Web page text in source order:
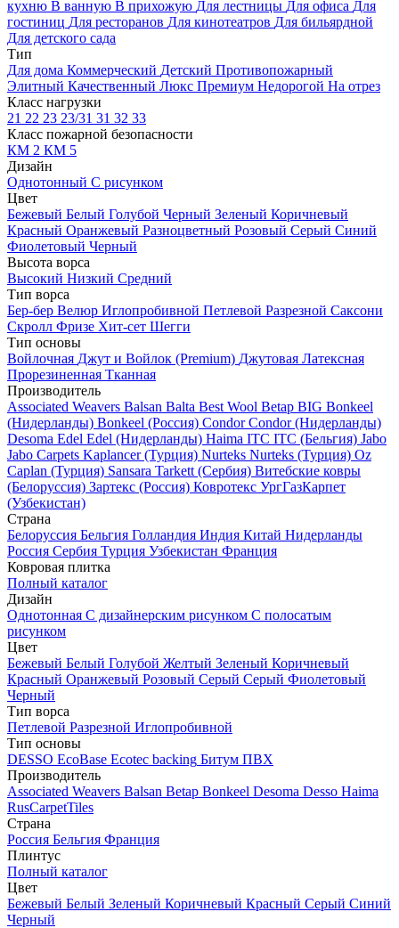
кухню В ванную В прихожую Для лестницы Для офиса Для
гостиниц Для ресторанов Для кинотеатров Для бильярдной
Для детского сада
Тип
Для дома Коммерческий Детский Противопожарный
Элитный Качественный Люкс Премиум Недорогой На отрез
Класс нагрузки
21 22 23 23/31 31 32 33
Класс пожарной безопасности
КМ 2 КМ 5
Дизайн
Однотонный С рисунком
Цвет
Бежевый Белый Голубой Черный Зеленый Коричневый
Красный Оранжевый Разноцветный Розовый Серый Синий
Фиолетовый Черный
Высота ворса
Высокий Низкий Средний
Тип ворса
Бер-бер Велюр Иглопробивной Петлевой Разрезной Саксони
Скролл Фризе Хит-сет Шегги
Тип основы
Войлочная Джут и Войлок (Premium) Джутовая Латексная
Прорезиненная Тканная
Производитель
Associated Weavers Balsan Balta Best Wool Betap BIG Bonkeel
(Нидерланды) Bonkeel (Россия) Condor Condor (Нидерланды)
Desoma Edel Edel (Нидерланды) Haima ITC ITC (Бельгия) Jabo
Jabo Carpets Kaplancer (Турция) Nurteks Nurteks (Турция) Oz
Caplan (Турция) Sansara Tarkett (Сербия) Витебские ковры
(Белоруссия) Зартекс (Россия) Ковротекс УргГазКарпет
(Узбекистан)
Страна
Белоруссия Бельгия Голландия Индия Китай Нидерланды
Россия Сербия Турция Узбекистан Франция
Ковровая плитка
Полный каталог
Дизайн
Однотонная С дизайнерским рисунком С полосатым
рисунком
Цвет
Бежевый Белый Голубой Желтый Зеленый Коричневый
Красный Оранжевый Розовый Серый Серый Фиолетовый
Черный
Тип ворса
Петлевой Разрезной Иглопробивной
Тип основы
DESSO EcoBase Ecotec backing Битум ПВХ
Производитель
Associated Weavers Balsan Betap Bonkeel Desoma Desso Haima
RusCarpetTiles
Страна
Россия Бельгия Франция
Плинтус
Полный каталог
Цвет
Бежевый Белый Зеленый Коричневый Красный Серый Синий
Черный